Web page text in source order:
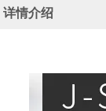
详情介绍